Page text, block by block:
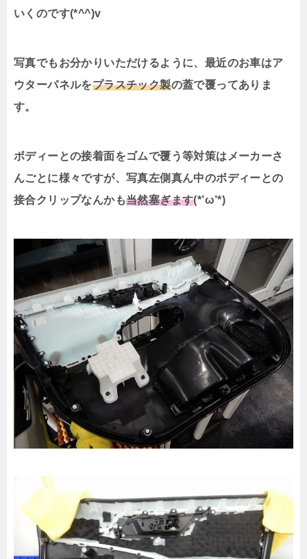
いくのです(*^^)v
写真でもお分かりいただけるように、最近のお車はア
ウターパネルをプラスチック製の蓋で覆ってありま
す。
ボディーとの接着面をゴムで覆う等対策はメーカーさ
んごとに様々ですが、写真左側真ん中のボディーとの
接合クリップなんかも当然塞ぎます(*’ω’*)